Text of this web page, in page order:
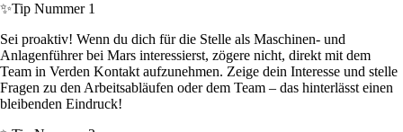
✨Tip Nummer 1
Sei proaktiv! Wenn du dich für die Stelle als Maschinen- und
Anlagenführer bei Mars interessierst, zögere nicht, direkt mit dem
Team in Verden Kontakt aufzunehmen. Zeige dein Interesse und stelle
Fragen zu den Arbeitsabläufen oder dem Team – das hinterlässt einen
bleibenden Eindruck!